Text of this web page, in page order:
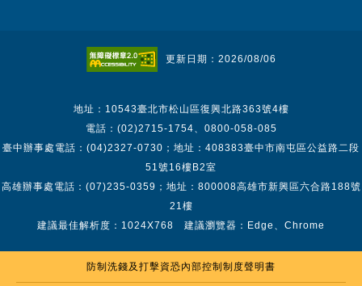
更新日期：2026/08/06
地址：10543臺北市松山區復興北路363號4樓
電話：(02)2715-1754、0800-058-085
臺中辦事處電話：(04)2327-0730；地址：408383臺中市南屯區公益路二段
51號16樓B2室
高雄辦事處電話：(07)235-0359；地址：800008高雄市新興區六合路188號
21樓
建議最佳解析度：1024X768 建議瀏覽器：Edge、Chrome
防制洗錢及打擊資恐內部控制制度聲明書